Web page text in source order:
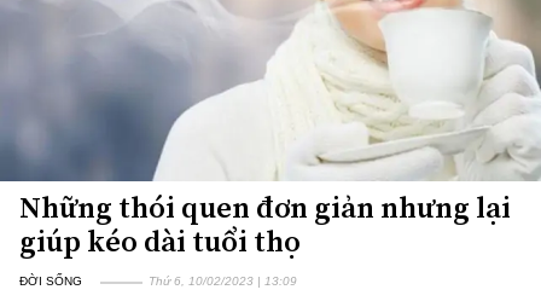
Những thói quen đơn giản nhưng lại
giúp kéo dài tuổi thọ
ĐỜI SỐNG Thứ 6, 10/02/2023 | 13:09